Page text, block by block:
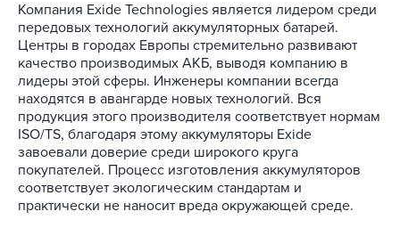
Компания Exide Technologies является лидером среди
передовых технологий аккумуляторных батарей.
Центры в городах Европы стремительно развивают
качество производимых АКБ, выводя компанию в
лидеры этой сферы. Инженеры компании всегда
находятся в авангарде новых технологий. Вся
продукция этого производителя соответствует нормам
ISO/TS, благодаря этому аккумуляторы Exide
завоевали доверие среди широкого круга
покупателей. Процесс изготовления аккумуляторов
соответствует экологическим стандартам и
практически не наносит вреда окружающей среде.